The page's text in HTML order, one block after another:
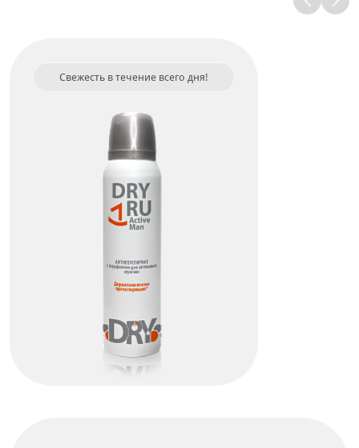
Свежесть в течение всего дня!